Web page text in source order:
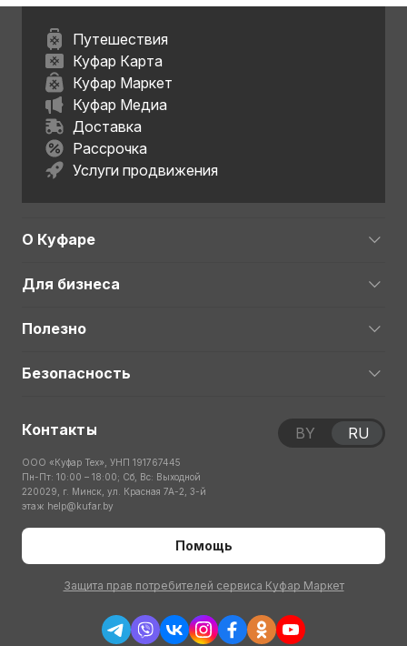
Путешествия
Куфар Карта
Куфар Маркет
Куфар Медиа
Доставка
Рассрочка
Услуги продвижения
О Куфаре
Для бизнеса
Полезно
Безопасность
Контакты
ООО «Куфар Тех», УНП 191767445
Пн-Пт: 10:00 – 18:00; Сб, Вс: Выходной
220029, г. Минск, ул. Красная 7А-2, 3-й
этаж help@kufar.by
Помощь
Защита прав потребителей сервиса Куфар Маркет
BY RU